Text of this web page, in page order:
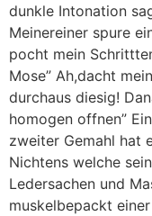
dunkle Intonation
Meinereiner spure
pocht mein
Mose” Ah,dacht
durchaus diesig!
homogen offnen”
zweiter Gemahl hat
Nichtens welche
Ledersachen und
muskelbepackt